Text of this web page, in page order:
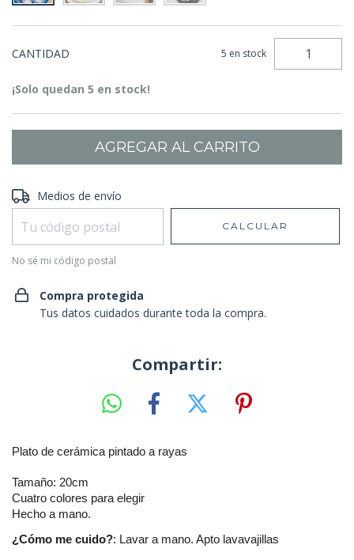
CANTIDAD 5 en stock
¡Solo quedan 5 en stock!
Entregas para el CP:
Medios de envío
CALCULAR
No sé mi código postal
Compra protegida
Tus datos cuidados durante toda la compra.
Compartir:
Plato de cerámica pintado a rayas
Tamaño: 20cm
Cuatro colores para elegir
Hecho a mano.
¿Cómo me cuido?: Lavar a mano. Apto lavavajillas